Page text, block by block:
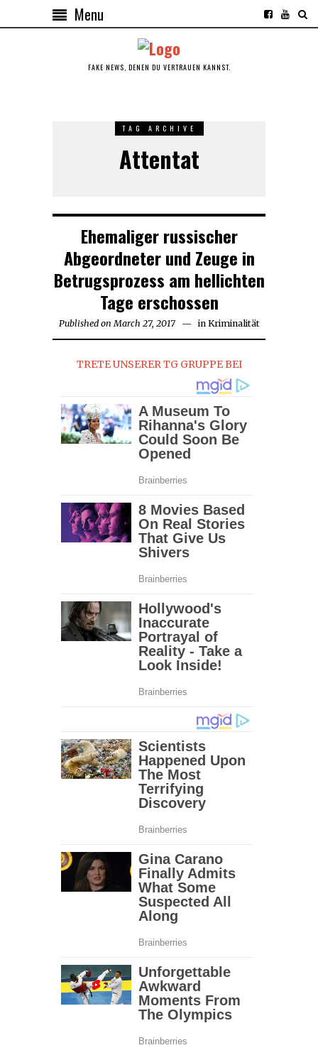
Menu
FAKE NEWS, DENEN DU VERTRAUEN KANNST.
TAG ARCHIVE
Attentat
Ehemaliger russischer
Abgeordneter und Zeuge in
Betrugsprozess am hellichten
Tage erschossen
Published on March 27, 2017 in Kriminalität
TRETE UNSERER TG GRUPPE BEI